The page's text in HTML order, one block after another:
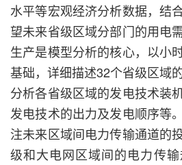
水平等宏观经济分析数据，结
望未来省级区域分部门的用电
生产是模型分析的核心，以小
基础，详细描述32个省级区域
分析各省级区域的发电技术装
发电技术的出力及发电顺序等
注未来区域间电力传输通道的
级和大电网区域间的电力传